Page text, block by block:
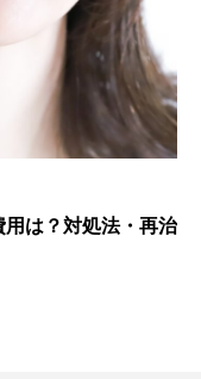
は？対処法・再治